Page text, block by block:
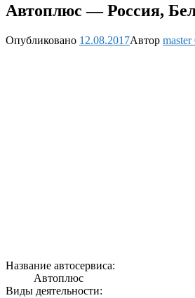
Автоплюс — Россия,
Опубликовано 12.08.2017Автор master
Название автосервиса:
Автоплюс
Виды деятельности: